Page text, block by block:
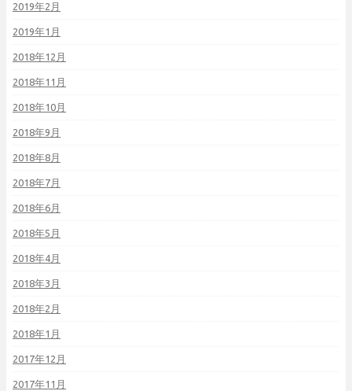
2019年2月
2019年1月
2018年12月
2018年11月
2018年10月
2018年9月
2018年8月
2018年7月
2018年6月
2018年5月
2018年4月
2018年3月
2018年2月
2018年1月
2017年12月
2017年11月